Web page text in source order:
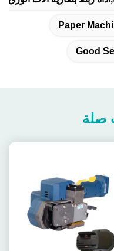
Paper
Good
صلة